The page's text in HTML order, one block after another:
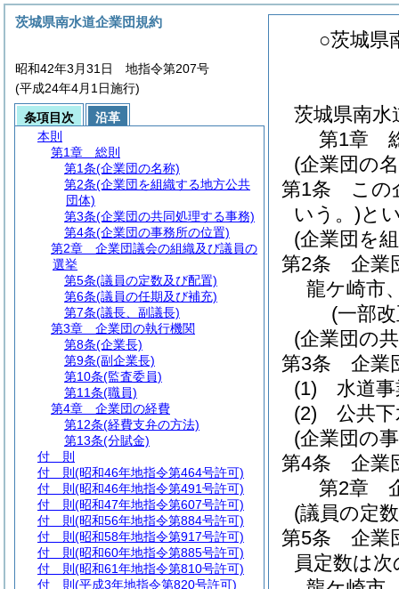
○茨城県
茨城県南水
第1章
(企業団の
第1条
この
いう。)と
(企業団を
第2条
企業
龍ケ崎市
(一部
(企業団の
第3条
企業
(1)
水道
(2)
公共
(企業団の
第4条
企業
第2章
(議員の定
第5条
企業
員定数は
茨城県南水道企業団規約
昭和42年3月31日 地指令第207号
(平成24年4月1日施行)
条項目次
沿革
本則
第1章
総則
第1条(企業団の名称)
第2条(企業団を組織する地方公共
団体)
第3条(企業団の共同処理する事務)
第4条(企業団の事務所の位置)
第2章
企業団議会の組織及び議員の
選挙
第5条(議員の定数及び配置)
第6条(議員の任期及び補充)
第7条(議長、副議長)
第3章
企業団の執行機関
第8条(企業長)
第9条(副企業長)
第10条(監査委員)
第11条(職員)
第4章
企業団の経費
第12条(経費支弁の方法)
第13条(分賦金)
付 則
付 則 (昭和46年地指令第464号許可)
付 則 (昭和46年地指令第491号許可)
付 則 (昭和47年地指令第607号許可)
付 則 (昭和56年地指令第884号許可)
付 則 (昭和58年地指令第917号許可)
付 則 (昭和60年地指令第885号許可)
付 則 (昭和61年地指令第810号許可)
付 則 (平成3年地指令第820号許可)